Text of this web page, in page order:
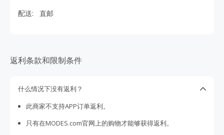
配送:
直邮
返利条款和限制条件
什么情况下没有返利？
此商家不支持APP订单返利。
只有在MODES.com官网上的购物才能够获得返利。